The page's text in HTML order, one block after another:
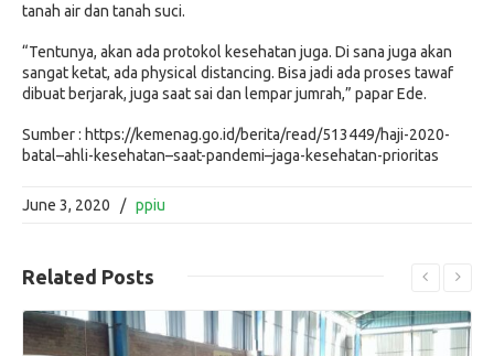
tanah air dan tanah suci.
“Tentunya, akan ada protokol kesehatan juga. Di sana juga akan
sangat ketat, ada physical distancing. Bisa jadi ada proses tawaf
dibuat berjarak, juga saat sai dan lempar jumrah,” papar Ede.
Sumber : https://kemenag.go.id/berita/read/513449/haji-2020-
batal–ahli-kesehatan–saat-pandemi–jaga-kesehatan-prioritas
June 3, 2020 / ppiu
Related Posts
Read More